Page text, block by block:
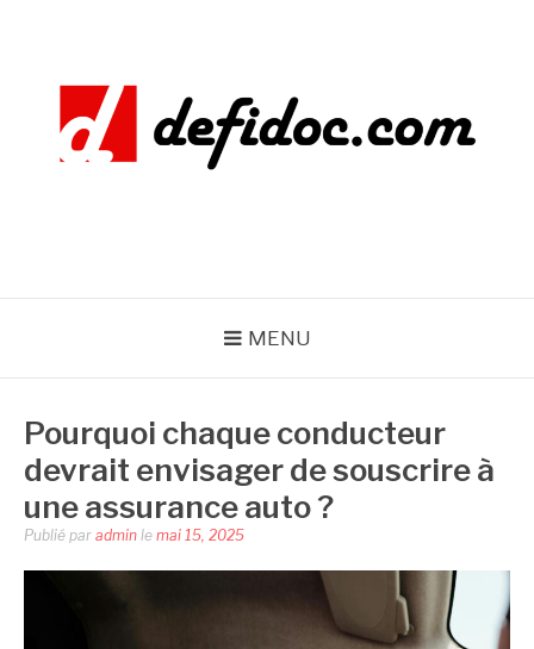
MENU
Pourquoi chaque conducteur
devrait envisager de souscrire à
une assurance auto ?
Publié par admin le mai 15, 2025